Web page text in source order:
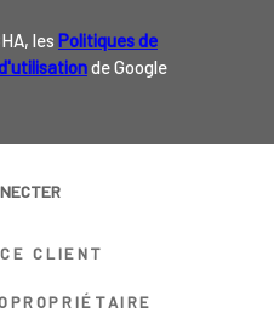
les Politiques de
de Google
CLIENT